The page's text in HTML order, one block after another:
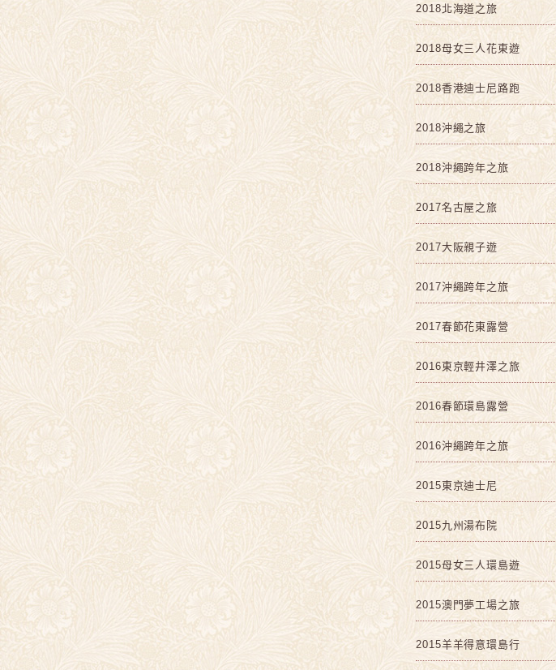
2018北海道之旅
2018母女三人花東遊
2018香港迪士尼路跑
2018沖繩之旅
2018沖繩跨年之旅
2017名古屋之旅
2017大阪親子遊
2017沖繩跨年之旅
2017春節花東露營
2016東京輕井澤之旅
2016春節環島露營
2016沖繩跨年之旅
2015東京迪士尼
2015九州湯布院
2015母女三人環島遊
2015澳門夢工場之旅
2015羊羊得意環島行